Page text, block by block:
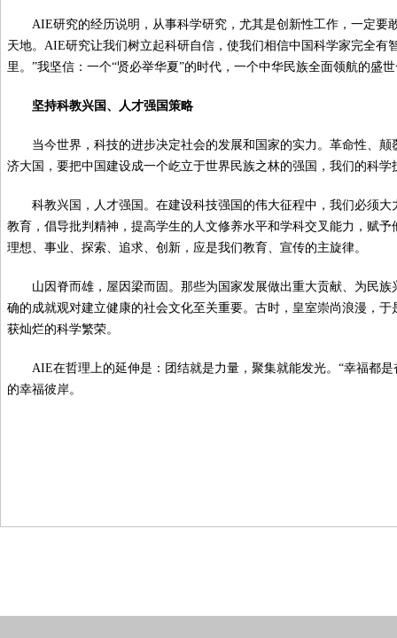
AIE研究的经历说明，从事科学研究，尤其是创新性工作，一定要
天地。AIE研究让我们树立起科研自信，使我们相信中国科学家完全
里。”我坚信：一个“贤必举华夏”的时代，一个中华民族全面领航的盛
坚持科教兴国、人才强国策略
当今世界，科技的进步决定社会的发展和国家的实力。革命性、
济大国，要把中国建设成一个屹立于世界民族之林的强国，我们的科
科教兴国，人才强国。在建设科技强国的伟大征程中，我们必须
教育，倡导批判精神，提高学生的人文修养水平和学科交叉能力，赋
理想、事业、探索、追求、创新，应是我们教育、宣传的主旋律。
山因脊而雄，屋因梁而固。那些为国家发展做出重大贡献、为民
确的成就观对建立健康的社会文化至关重要。古时，皇室崇尚浪漫，
获灿烂的科学繁荣。
AIE在哲理上的延伸是：团结就是力量，聚集就能发光。“幸福都
的幸福彼岸。